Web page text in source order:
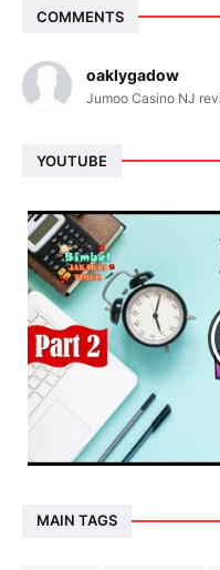
COMMENTS
oaklygadow
Jumoo Casino NJ
YOUTUBE
MAIN TAGS